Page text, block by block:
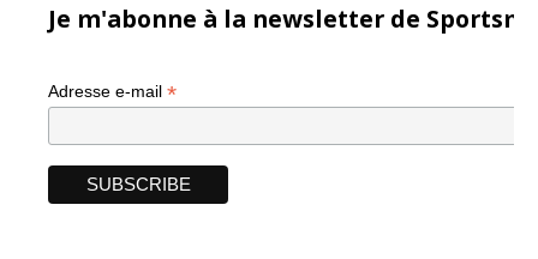
Je m'abonne à la newsletter de
Adresse e-mail *